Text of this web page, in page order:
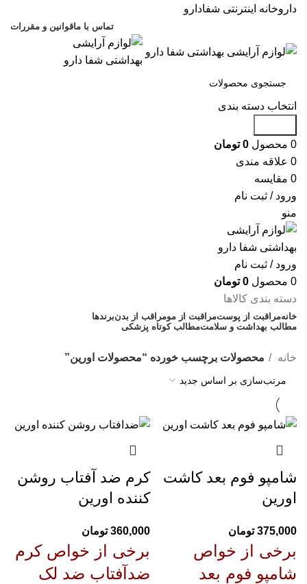
داروخانه اینترنتی شفادارو
تماس با ماقوانین و مقررات
انتخاب دسته بندی
0 محصول 0 تومان
0 علاقه مندی
0 مقایسه
ورود / ثبت نام
منو
ورود / ثبت نام
0 محصول 0 تومان
دسته بندی کالاها
خانهمراقبت از پوستمراقبت از مومراقب از بدنبرندها
مطالب بهداشت و سلامتمطالب کوتاه پزشکی
خانه محصولات برچسب خورده “محصولات اورین”
شامپو فوم بعد کاشت
اورین
375,000 تومان
برخی از خواص
شامپو فوم بعد
کرم ضد آفتاب روشن
کننده اورین
360,000 تومان
برخی از خواصکرم
ضدآفتاب ضد لک